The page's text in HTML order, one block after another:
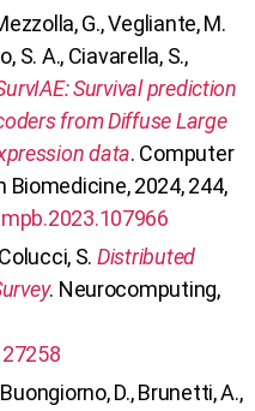
G., Vegliante, M.
S. A., Ciavarella, S.,
Survival prediction
from Diffuse Large
data. Computer
2024, 244,
S. Distributed
. Neurocomputing,
D., Brunetti, A.,